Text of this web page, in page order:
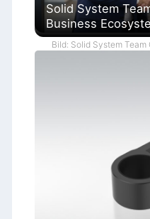
Solid System
Business
Bild: Solid System Team